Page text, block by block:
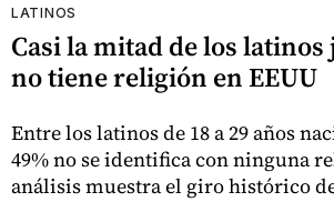
LATINOS
Casi la mitad de los latinos
no tiene religión en EEUU
Entre los latinos de 18 a 29 años
49% no se identifica con ninguna
análisis muestra el giro histórico